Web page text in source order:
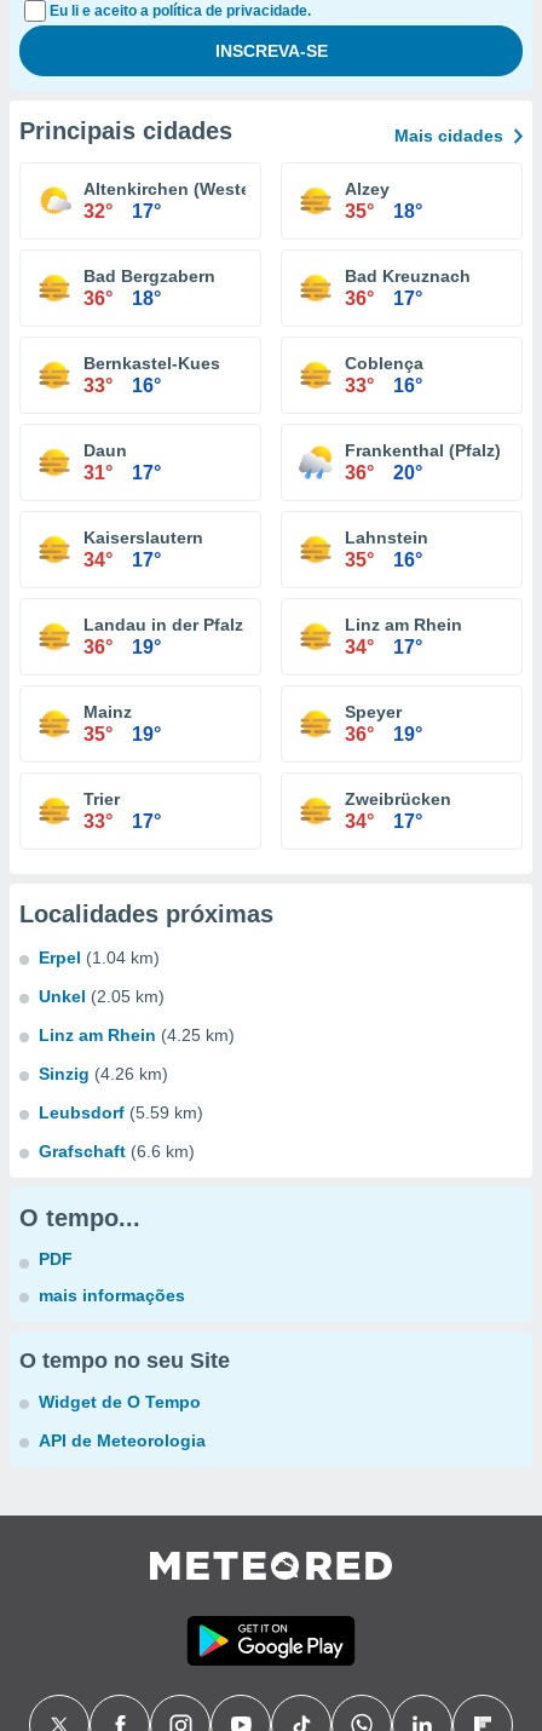
Eu li e aceito a política de privacidade.
Principais cidades Mais cidades
Altenkirchen (Westerwald)
32° 17°
Alzey
35° 18°
Bad Bergzabern
36° 18°
Bad Kreuznach
36° 17°
Bernkastel-Kues
33° 16°
Coblença
33° 16°
Daun
31° 17°
Frankenthal (Pfalz)
36° 20°
Kaiserslautern
34° 17°
Lahnstein
35° 16°
Landau in der Pfalz
36° 19°
Linz am Rhein
34° 17°
Mainz
35° 19°
Speyer
36° 19°
Trier
33° 17°
Zweibrücken
34° 17°
Localidades próximas
Erpel (1.04 km)
Unkel (2.05 km)
Linz am Rhein (4.25 km)
Sinzig (4.26 km)
Leubsdorf (5.59 km)
Grafschaft (6.6 km)
O tempo...
PDF
mais informações
O tempo no seu Site
Widget de O Tempo
API de Meteorologia